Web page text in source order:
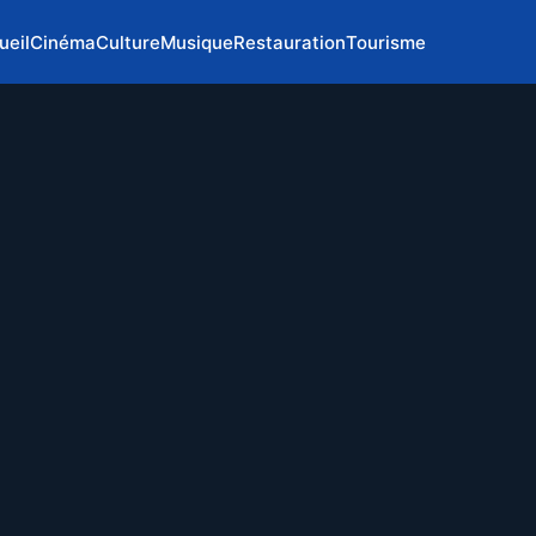
CinémaCultureMusiqueRestaurationTourisme